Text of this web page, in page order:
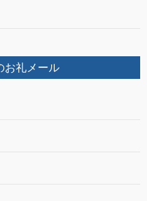
お礼メール